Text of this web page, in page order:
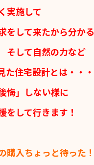
実施して
をして来たから分かる
して自然の力など
た住宅設計とは・・・
悔」しない様に
をして行きます！
購入ちょっと待った！